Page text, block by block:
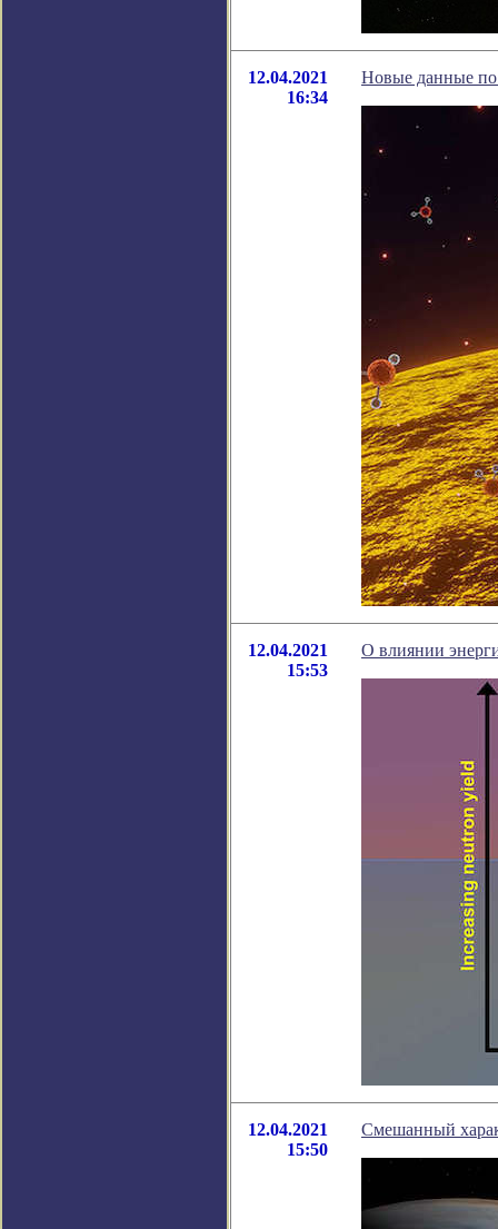
12.04.2021
16:34
Новые данные по
12.04.2021
15:53
О влиянии
12.04.2021
15:50
Смешанный